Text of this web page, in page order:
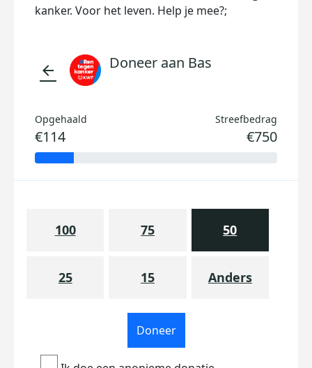
kanker. Voor het leven. Help je mee?;
arrow_back Doneer aan Bas
Opgehaald
€114
Streefbedrag
€750
100 75 50
25 15 Anders
Doneer